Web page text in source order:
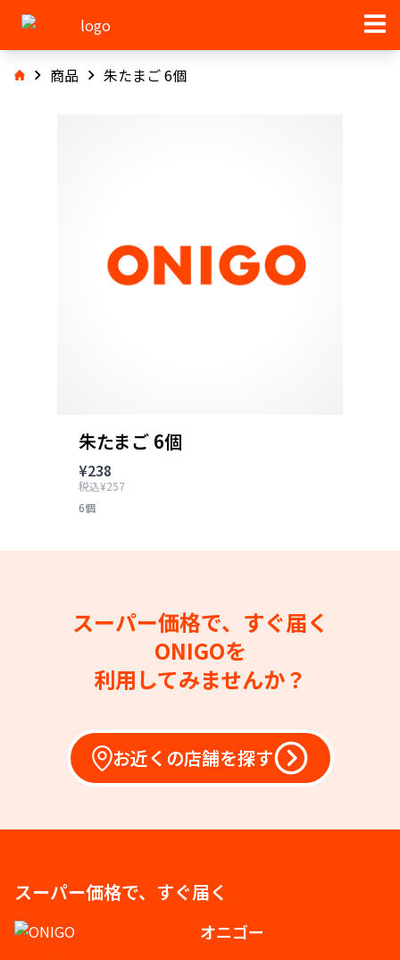
商品 朱たまご 6個
朱たまご 6個
¥238
税込¥257
6個
スーパー価格で、すぐ届く
ONIGOを
利用してみませんか？
お近くの店舗を探す
スーパー価格で、すぐ届く
オニゴー